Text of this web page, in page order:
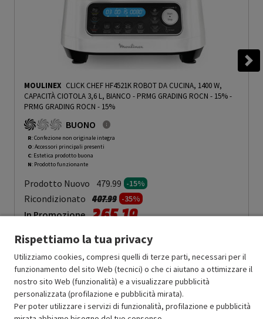
MOULINEX CLICK CHEF HF4521K ROBOT DA CUCINA, 1400 W,
CAPACITÀ CIOTOLA 3,6 L, BIANCO - PRMG GRADING ROCN - 15%-
PRMG GRADING ROCN - 15%
BUONO
R: Confezione non originale integra
O: Accessori principali presenti
C: Estetica prodotto buona
N: Prodotto funzionante
Prodotto Nuovo 479.99 -15%
Ricondizionato Prezzo ridotto da
407.99a-35%
In Promozione 265.19
Aggiungi al carrello
OFFERTE IMPERDIBILI
Risparmio garantito rispetto al corrispondente prodotto nuovo.
Rispettiamo la tua privacy
Utilizziamo cookies, compresi quelli di terze parti, necessari per il
funzionamento del sito Web (tecnici) o che ci aiutano a ottimizzare il
nostro sito Web (funzionalità) e a visualizzare pubblicità
personalizzata (profilazione e pubblicità mirata).
Per poter utilizzare i servizi di funzionalità, profilazione e pubblicità